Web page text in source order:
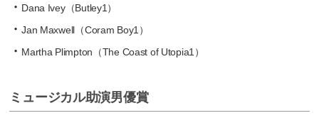
Dana Ivey（Butley1）
Jan Maxwell（Coram Boy1）
Martha Plimpton（The Coast of Utopia1）
ミュージカル助演男優賞